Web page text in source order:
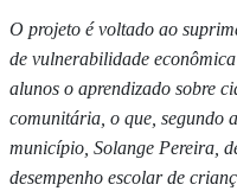
O projeto é voltado ao
de vulnerabilidade
alunos o aprendizado sobre
comunitária, o que, segundo
município, Solange Pereira,
desempenho escolar de